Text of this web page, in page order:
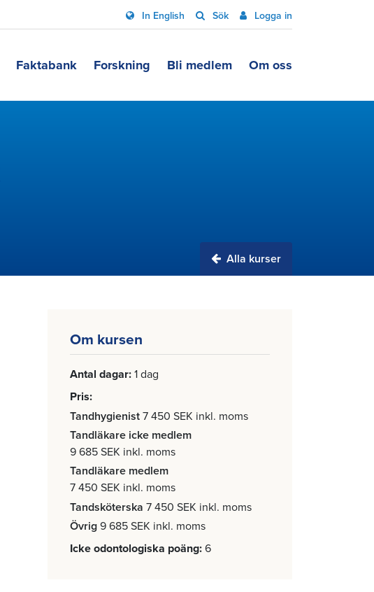
In English Sök Logga in
Faktabank Forskning Bli medlem Om oss
Alla kurser
Om kursen
Antal dagar 1 dag
Pris
Tandhygienist 7 450 SEK inkl. moms
Tandläkare icke medlem
9 685 SEK inkl. moms
Tandläkare medlem
7 450 SEK inkl. moms
Tandsköterska 7 450 SEK inkl. moms
Övrig 9 685 SEK inkl. moms
Icke odontologiska poäng 6